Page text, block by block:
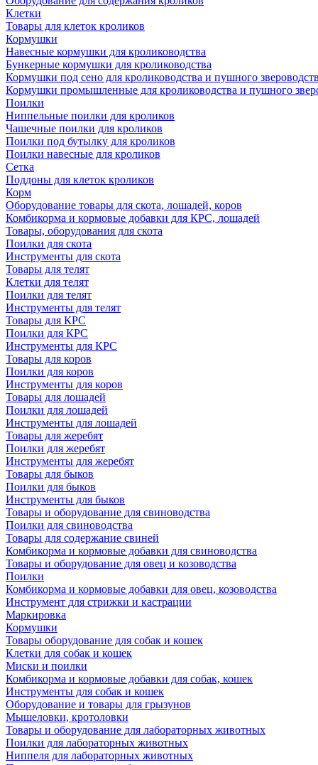
Клетки
Товары для клеток кроликов
Кормушки
Навесные кормушки для кролиководства
Бункерные кормушки для кролиководства
Кормушки под сено для кролиководства и пушного
Кормушки промышленные для кролиководства и пушного
Поилки
Ниппельные поилки для кроликов
Чашечные поилки для кроликов
Поилки под бутылку для кроликов
Поилки навесные для кроликов
Сетка
Поддоны для клеток кроликов
Корм
Оборудование товары для скота, лошадей, коров
Комбикорма и кормовые добавки для КРС, лошадей
Товары, оборудования для скота
Поилки для скота
Инструменты для скота
Товары для телят
Клетки для телят
Поилки для телят
Инструменты для телят
Товары для КРС
Поилки для КРС
Инструменты для КРС
Товары для коров
Поилки для коров
Инструменты для коров
Товары для лошадей
Поилки для лошадей
Инструменты для лошадей
Товары для жеребят
Поилки для жеребят
Инструменты для жеребят
Товары для быков
Поилки для быков
Инструменты для быков
Товары и оборудование для свиноводства
Поилки для свиноводства
Товары для содержание свиней
Комбикорма и кормовые добавки для свиноводства
Товары и оборудование для овец и козоводства
Поилки
Комбикорма и кормовые добавки для овец, козоводства
Инструмент для стрижки и кастрации
Маркировка
Кормушки
Товары оборудование для собак и кошек
Клетки для собак и кошек
Миски и поилки
Комбикорма и кормовые добавки для собак, кошек
Инструменты для собак и кошек
Оборудование и товары для грызунов
Мышеловки, кротоловки
Товары и оборудование для лабораторных животных
Поилки для лабораторных животных
Ниппеля для лабораторных животных